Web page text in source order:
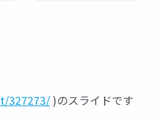
327273/)のスライドです